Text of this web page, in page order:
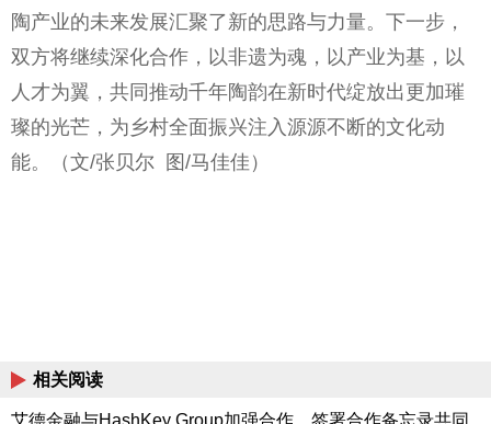
陶产业的未来发展汇聚了新的思路与力量。下一步，
双方将继续深化合作，以非遗为魂，以产业为基，以
人才为翼，共同推动千年陶韵在新时代绽放出更加璀
璨的光芒，为乡村全面振兴注入源源不断的文化动
能。（文/张贝尔 图/马佳佳）
相关阅读